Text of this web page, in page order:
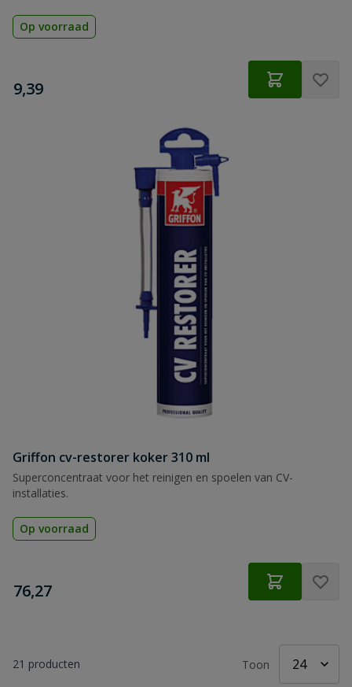
Op voorraad
€
9,39
Griffon cv-restorer koker 310 ml
Superconcentraat voor het reinigen en spoelen van CV-
installaties.
Op voorraad
€
76,27
21 producten Toon